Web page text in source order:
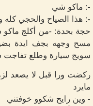
-: ماكو شي
-: هذا الصياح والحجي
حجة بحدة: -من أكلج
مسح وجهه بجف ايدة
سويج سيارة وطلع
ركضت ورا قبل لا يصعد
مايرد
- وين رايح شكوو خوفتني